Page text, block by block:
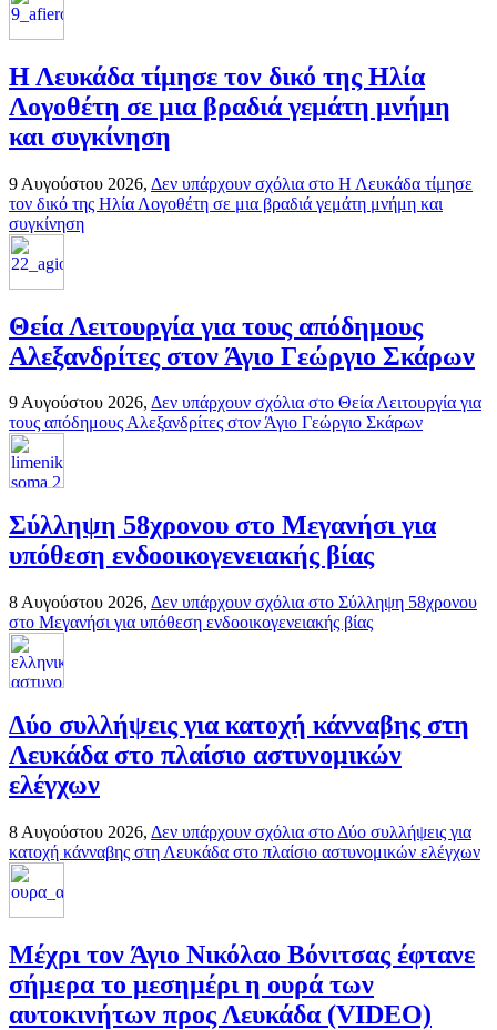
Η Λευκάδα τίμησε τον δικό της Ηλία
Λογοθέτη σε μια βραδιά γεμάτη μνήμη
και συγκίνηση
9 Αυγούστου 2026, Δεν υπάρχουν σχόλια στο Η Λευκάδα τίμησε
τον δικό της Ηλία Λογοθέτη σε μια βραδιά γεμάτη μνήμη και
συγκίνηση
Θεία Λειτουργία για τους απόδημους
Αλεξανδρίτες στον Άγιο Γεώργιο Σκάρων
9 Αυγούστου 2026, Δεν υπάρχουν σχόλια στο Θεία Λειτουργία για
τους απόδημους Αλεξανδρίτες στον Άγιο Γεώργιο Σκάρων
Σύλληψη 58χρονου στο Μεγανήσι για
υπόθεση ενδοοικογενειακής βίας
8 Αυγούστου 2026, Δεν υπάρχουν σχόλια στο Σύλληψη 58χρονου
στο Μεγανήσι για υπόθεση ενδοοικογενειακής βίας
Δύο συλλήψεις για κατοχή κάνναβης στη
Λευκάδα στο πλαίσιο αστυνομικών
ελέγχων
8 Αυγούστου 2026, Δεν υπάρχουν σχόλια στο Δύο συλλήψεις για
κατοχή κάνναβης στη Λευκάδα στο πλαίσιο αστυνομικών ελέγχων
Mέχρι τον Άγιο Νικόλαο Βόνιτσας έφτανε
σήμερα το μεσημέρι η ουρά των
αυτοκινήτων προς Λευκάδα (VIDEO)